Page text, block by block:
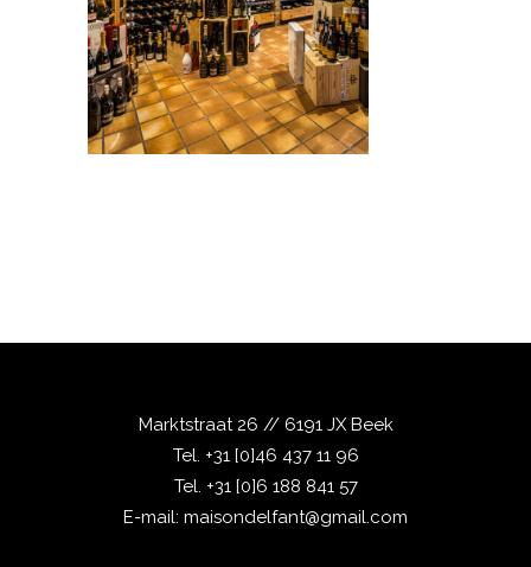
Marktstraat 26 // 6191 JX Beek
Tel. +31 [0]46 437 11 96
Tel. +31 [0]6 188 841 57
E-mail: maisondelfant@gmail.com